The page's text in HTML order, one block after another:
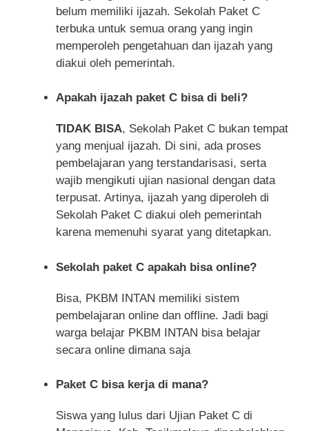
belum memiliki ijazah. Sekolah Paket C
terbuka untuk semua orang yang ingin
memperoleh pengetahuan dan ijazah yang
diakui oleh pemerintah.
Apakah ijazah paket C bisa di beli?
TIDAK BISA, Sekolah Paket C bukan tempat
yang menjual ijazah. Di sini, ada proses
pembelajaran yang terstandarisasi, serta
wajib mengikuti ujian nasional dengan data
terpusat. Artinya, ijazah yang diperoleh di
Sekolah Paket C diakui oleh pemerintah
karena memenuhi syarat yang ditetapkan.
Sekolah paket C apakah bisa online?
Bisa, PKBM INTAN memiliki sistem
pembelajaran online dan offline. Jadi bagi
warga belajar PKBM INTAN bisa belajar
secara online dimana saja
Paket C bisa kerja di mana?
Siswa yang lulus dari Ujian Paket C di